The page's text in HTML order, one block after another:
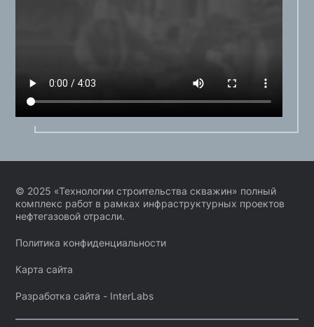
© 2025 «Технологии строительства скважин» полный
комплекс работ в рамках инфраструктурных проектов
нефтегазовой отрасли.
Политика конфиденциальности
Карта сайта
Разработка сайта - InterLabs